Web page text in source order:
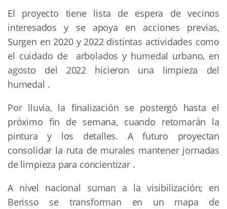
El proyecto tiene lista de espera de vecinos
interesados y se apoya en acciones previas,
Surgen en 2020 y 2022 distintas actividades como
el cuidado de arbolados y humedal urbano, en
agosto del 2022 hicieron una limpieza del
humedal .
Por lluvia, la finalización se postergó hasta el
próximo fin de semana, cuando retomarán la
pintura y los detalles. A futuro proyectan
consolidar la ruta de murales mantener jornadas
de limpieza para concientizar .
A nivel nacional suman a la visibilización; en
Berisso se transforman en un mapa de